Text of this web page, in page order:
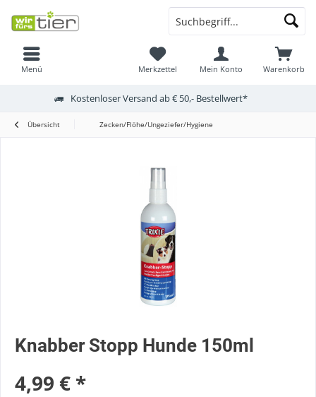
Menü Warenkorb
Merkzettel Mein Konto
Kostenloser Versand ab € 50,- Bestellwert*
Übersicht Zecken/Flöhe/Ungeziefer/Hygiene
Knabber Stopp Hunde 150ml
4,99 € *